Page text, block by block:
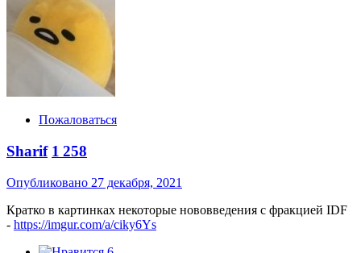
Пожаловаться
Sharif 1 258
Опубликовано 27 декабря, 2021
Кратко в картинках некоторые нововведения с фракцией IDF
- https://imgur.com/a/ciky6Ys